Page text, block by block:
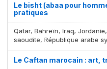
Le bisht (abaa pour
pratiques
Qatar, Bahreïn, Iraq,
saoudite, République arabe
Le Caftan marocain : art,